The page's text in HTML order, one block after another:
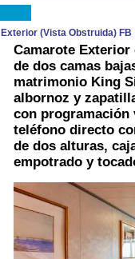
Exterior (Vista Obstruida) FB
Camarote
de dos camas
matrimonio King
albornoz y
con
teléfono directo
de dos alturas,
empotrado y